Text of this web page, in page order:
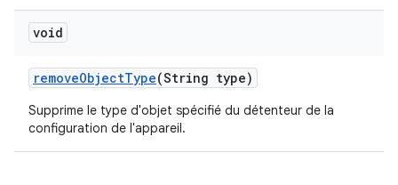
void
removeObjectType(String type)
Supprime le type d'objet spécifié du détenteur de la
configuration de l'appareil.